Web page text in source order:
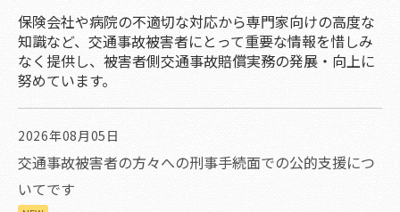
保険会社や病院の不適切な対応から専門家向けの高度な
知識など、交通事故被害者にとって重要な情報を惜しみ
なく提供し、被害者側交通事故賠償実務の発展・向上に
努めています。
2026年08月05日
交通事故被害者の方々への刑事手続面での公的支援につ
いてです